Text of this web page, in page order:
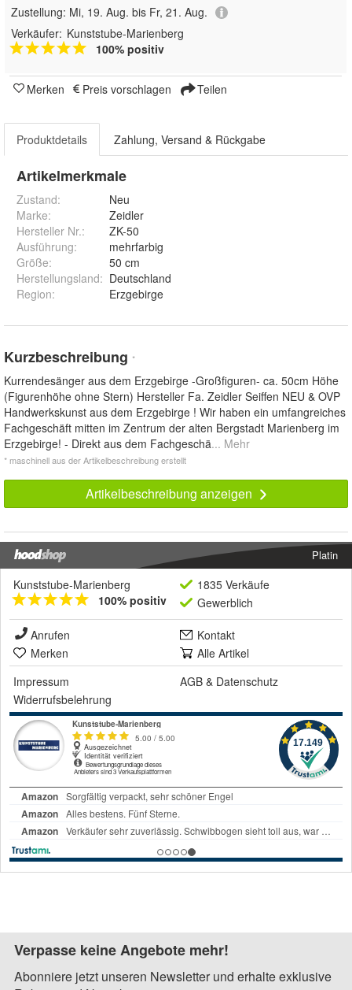
Zustellung: Mi, 19. Aug. bis Fr, 21. Aug.
Verkäufer: Kunststube-Marienberg
100% positiv
Merken Preis vorschlagen Teilen
Produktdetails Zahlung, Versand & Rückgabe
Artikelmerkmale
Zustand:
Neu
Marke:
Zeidler
Hersteller Nr.:
ZK-50
Ausführung:
mehrfarbig
Größe:
50 cm
Herstellungsland: Deutschland
Region: Erzgebirge
Kurzbeschreibung *
Kurrendesänger aus dem Erzgebirge -Großfiguren- ca. 50cm Höhe
(Figurenhöhe ohne Stern) Hersteller Fa. Zeidler Seiffen NEU & OVP
Handwerkskunst aus dem Erzgebirge ! Wir haben ein umfangreiches
Fachgeschäft mitten im Zentrum der alten Bergstadt Marienberg im
Erzgebirge! - Direkt aus dem Fachgeschä... Mehr
* maschinell aus der Artikelbeschreibung erstellt
Artikelbeschreibung anzeigen
Platin
Kunststube-Marienberg
100% positiv
1835 Verkäufe
Gewerblich
Anrufen
Kontakt
Merken
Alle Artikel
Impressum
AGB & Datenschutz
Widerrufsbelehrung
Verpasse keine Angebote mehr!
Abonniere jetzt unseren Newsletter und erhalte exklusive